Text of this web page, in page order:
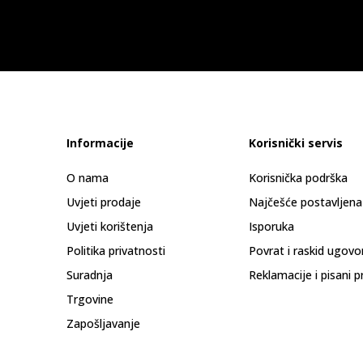
Informacije
O nama
Uvjeti prodaje
Uvjeti korištenja
Politika privatnosti
Suradnja
Trgovine
Zapošljavanje
Korisnički servis
Korisnička podrška
Najčešće
Isporuka
Povrat i raskid
Reklamacije i pisani